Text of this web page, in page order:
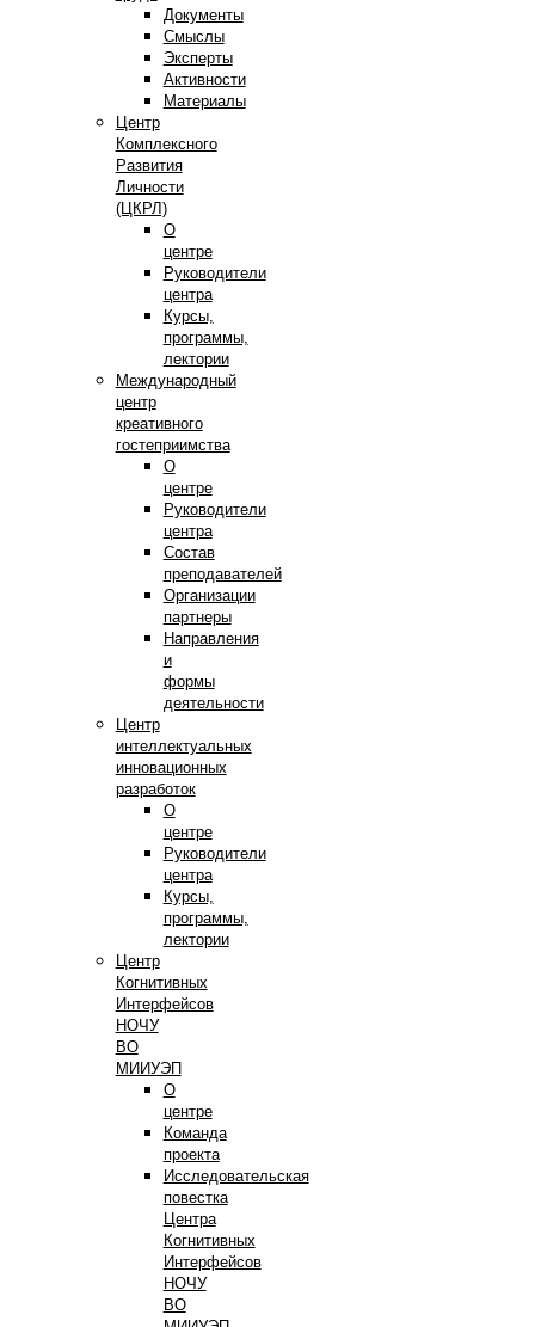
Документы
Смыслы
Эксперты
Активности
Материалы
Центр
Комплексного
Развития
Личности
(ЦКРЛ)
О
центре
Руководители
центра
Курсы,
программы,
лектории
Международный
центр
креативного
гостеприимства
О
центре
Руководители
центра
Состав
преподавателей
Организации
партнеры
Направления
и
формы
деятельности
Центр
интеллектуальных
инновационных
разработок
О
центре
Руководители
центра
Курсы,
программы,
лектории
Центр
Когнитивных
Интерфейсов
НОЧУ
ВО
МИИУЭП
О
центре
Команда
проекта
Исследовательская
повестка
Центра
Когнитивных
Интерфейсов
НОЧУ
ВО